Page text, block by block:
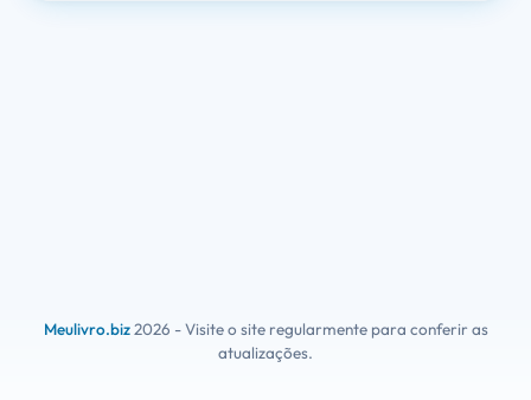
Meulivro.biz2026 - Visite o site regularmente para conferir as
atualizações.